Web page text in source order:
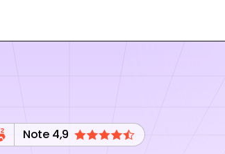
Note 4,9